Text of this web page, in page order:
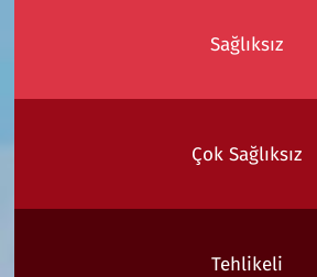
Sağlıksız
Çok Sağlıksız
Tehlikeli